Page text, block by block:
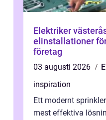
Elektriker västerås
elinstallationer
företag
03 augusti 2026
inspiration
Ett modernt
mest effektiva